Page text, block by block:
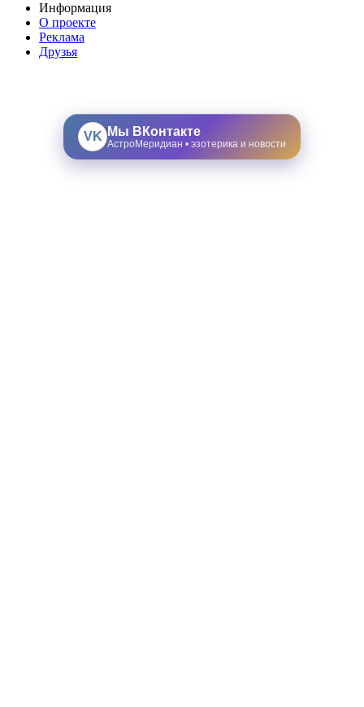
Информация
О проекте
Реклама
Друзья
VK Мы ВКонтакте
АстроМеридиан • эзотерика и новости